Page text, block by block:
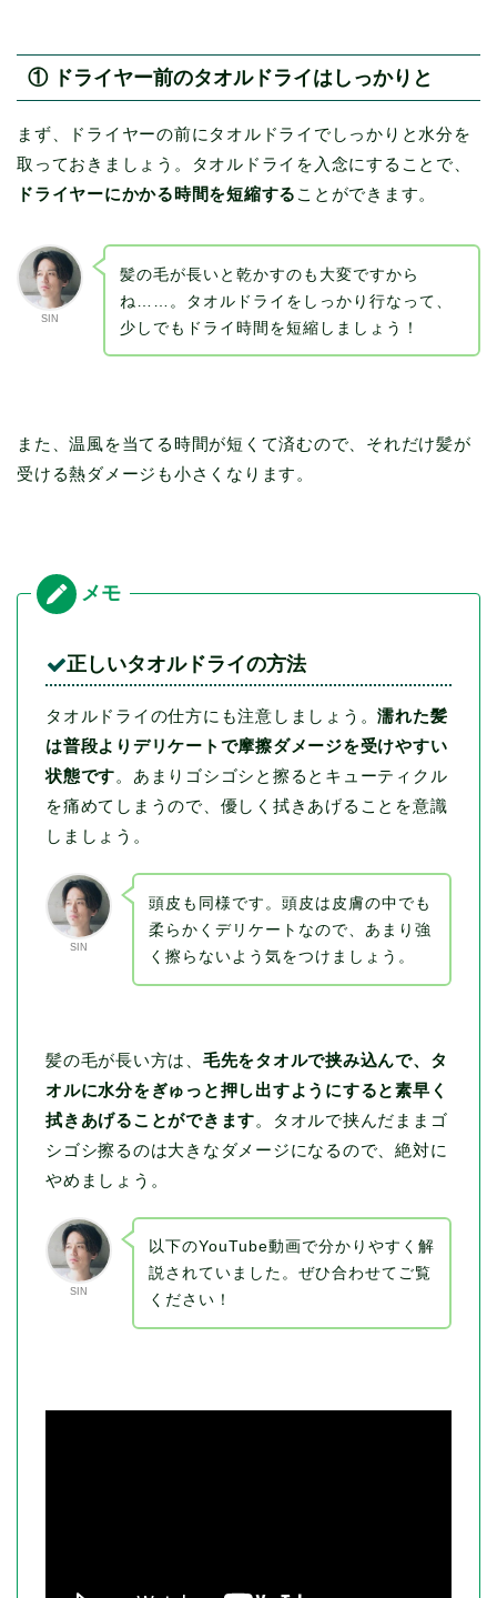
① ドライヤー前のタオルドライはしっかりと
まず、ドライヤーの前にタオルドライでしっかりと水分を
取っておきましょう。タオルドライを入念にすることで、
ドライヤーにかかる時間を短縮する ことができます。
SIN
髪の毛が長いと乾かすのも大変ですから
ね……。タオルドライをしっかり行なって、
少しでもドライ時間を短縮しましょう！
また、温風を当てる時間が短くて済むので、それだけ髪が
受ける熱ダメージも小さくなります。
正しいタオルドライの方法
タオルドライの仕方にも注意しましょう。濡れた髪
は普段よりデリケートで摩擦ダメージを受けやすい
状態です。あまりゴシゴシと擦るとキューティクル
を痛めてしまうので、優しく拭きあげることを意識
しましょう。
SIN
頭皮も同様です。頭皮は皮膚の中でも
柔らかくデリケートなので、あまり強
く擦らないよう気をつけましょう。
髪の毛が長い方は、 毛先をタオルで挟み込んで、タ
オルに水分をぎゅっと押し出すようにすると素早く
拭きあげることができます。タオルで挟んだままゴ
シゴシ擦るのは大きなダメージになるので、絶対に
やめましょう。
SIN
以下のYouTube動画で分かりやすく解
説されていました。ぜひ合わせてご覧
ください！